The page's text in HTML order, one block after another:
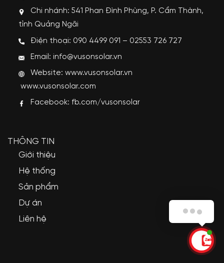
Chi nhánh: 541 Phan Đình Phùng, P. Cẩm Thành,
tỉnh Quảng Ngãi
Điện thoại: 090 4499 091 – 02553 726 727
Email: info@vusonsolar.vn
Website:www.vusonsolar.vn
www.vusonsolar.com
Facebook: fb.com/vusonsolar
THÔNG TIN
Giới thiệu
Hệ thống
Sản phẩm
Dự án
Liên hệ
Vũ Sơn Solar xin chào Quý khách!